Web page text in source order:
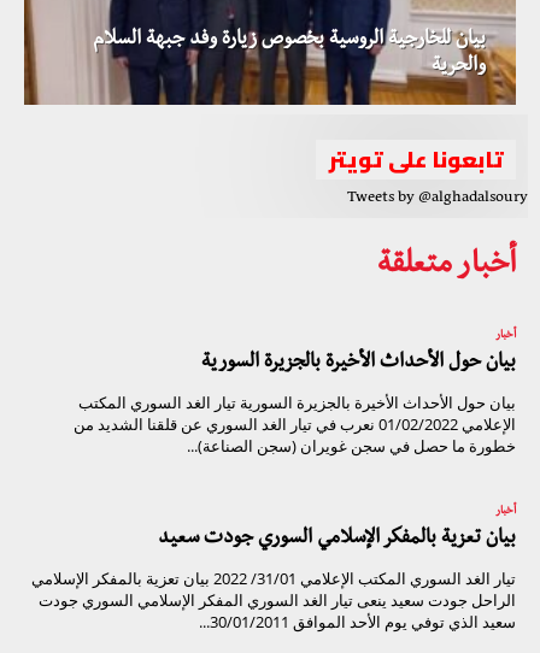
بيان للخارجية الروسية بخصوص زيارة وفد جبهة السلام
والحرية
تابعونا على تويتر
Tweets by @alghadalsoury
أخبار متعلقة
أخبار
بيان حول الأحداث الأخيرة بالجزيرة السورية
بيان حول الأحداث الأخيرة بالجزيرة السورية تيار الغد السوري المكتب
الإعلامي 01/02/2022 نعرب في تيار الغد السوري عن قلقنا الشديد من
خطورة ما حصل في سجن غويران (سجن الصناعة)...
أخبار
بيان تعزية بالمفكر الإسلامي السوري جودت سعيد
تيار الغد السوري المكتب الإعلامي 31/01/ 2022 بيان تعزية بالمفكر الإسلامي
الراحل جودت سعيد ينعى تيار الغد السوري المفكر الإسلامي السوري جودت
سعيد الذي توفي يوم الأحد الموافق 30/01/2011...